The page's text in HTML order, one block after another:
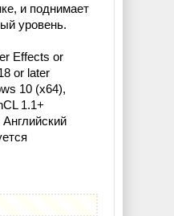
и поднимает
уровень.
Effects or
or later
10 (x64),
1.1+
Английский